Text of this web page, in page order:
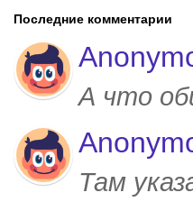
Последние комментарии
А что
Там